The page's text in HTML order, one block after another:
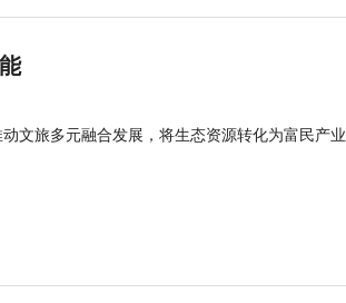
文旅多元融合发展，将生态资源转化为富民产